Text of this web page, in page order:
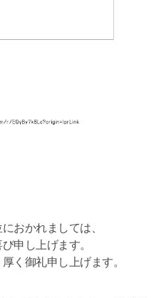
おかれましては、
申し上げます。
く御礼申し上げます。